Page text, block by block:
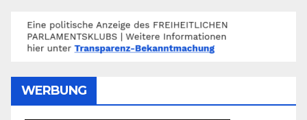
WERBUNG